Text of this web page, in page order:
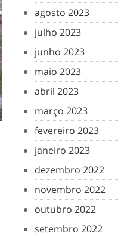
agosto 2023
julho 2023
junho 2023
maio 2023
abril 2023
março 2023
fevereiro 2023
janeiro 2023
dezembro 2022
novembro 2022
outubro 2022
setembro 2022